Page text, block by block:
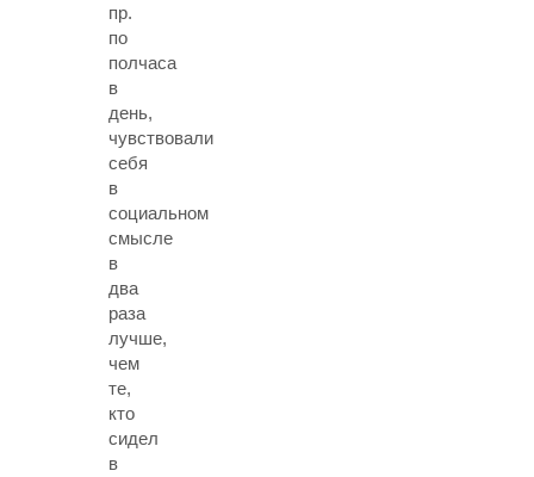
пр.
по
полчаса
в
день,
чувствовали
себя
в
социальном
смысле
в
два
раза
лучше,
чем
те,
кто
сидел
в